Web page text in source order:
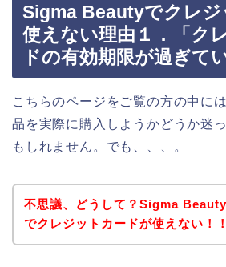
Sigma Beautyでクレ
使えない理由１．「ク
ドの有効期限が過ぎて
こちらのページをご覧の方の中に
品を実際に購入しようかどうか迷
もしれません。でも、、、。
不思議、どうして？Sigma
でクレジットカードが使えない！！